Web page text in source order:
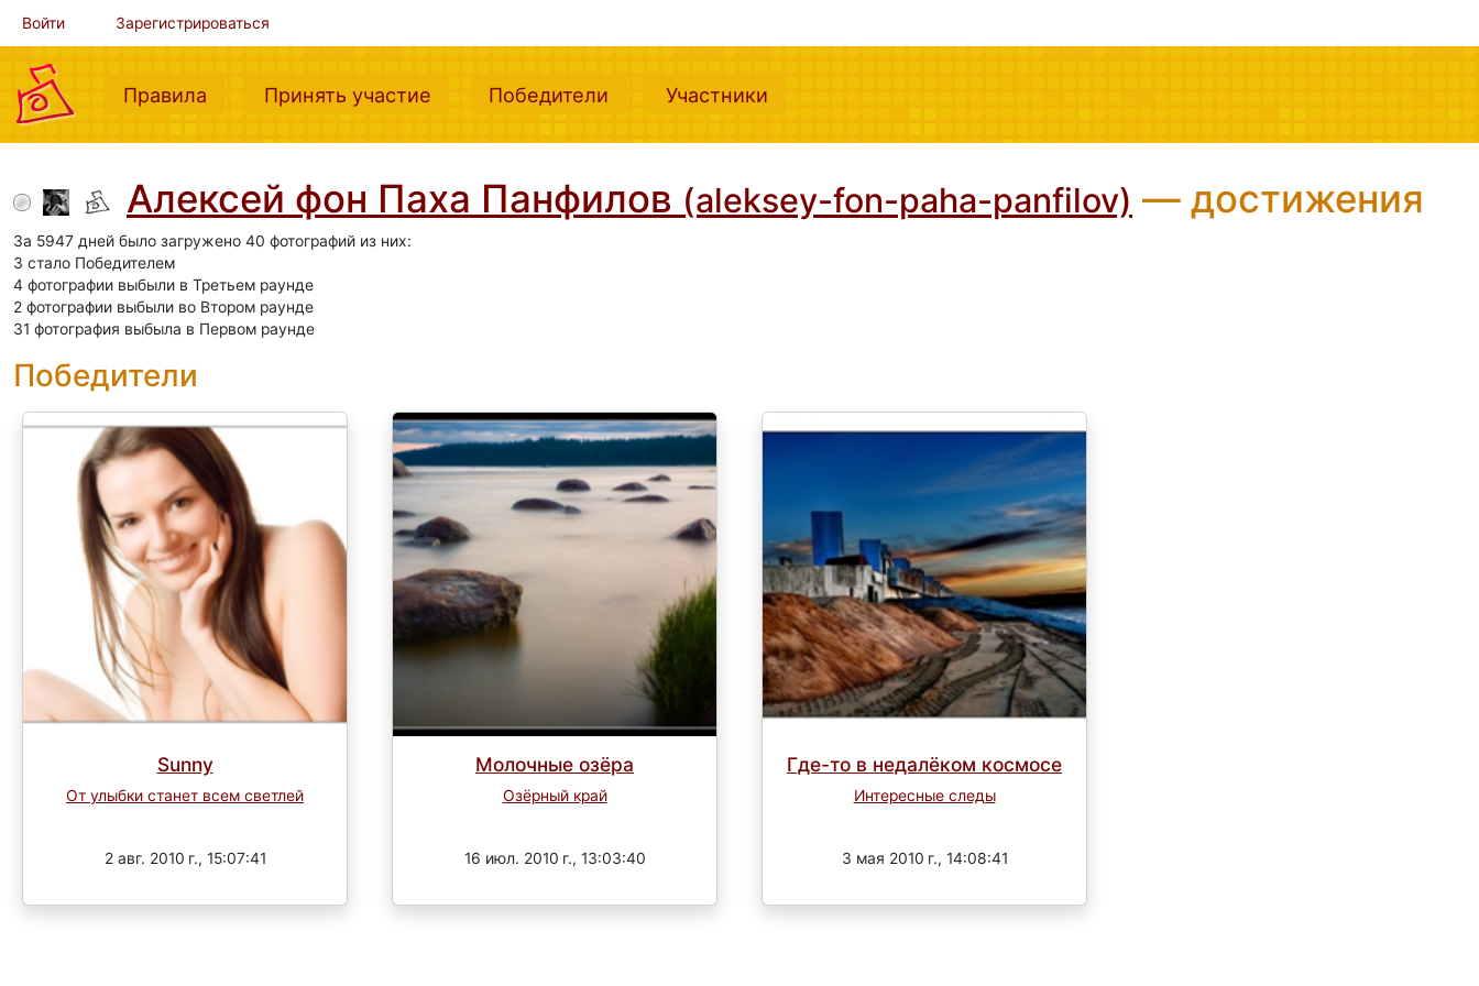
Войти Зарегистрироваться
Правила (current)Принять участие (current)Победители (current)Участники
Алексей фон Паха Панфилов (aleksey-fon-paha-panfilov) — достижения
За 5947 дней было загружено 40 фотографий из них:
3 стало Победителем
4 фотографии выбыли в Третьем раунде
2 фотографии выбыли во Втором раунде
31 фотография выбыла в Первом раунде
Победители
Sunny
От улыбки станет всем светлей
2 авг. 2010 г., 15:07:41
Молочные озёра
Озёрный край
16 июл. 2010 г., 13:03:40
Где-то в недалёком космосе
Интересные следы
3 мая 2010 г., 14:08:41